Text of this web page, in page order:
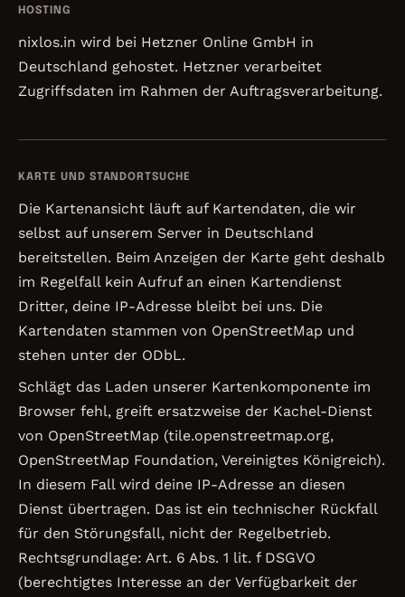
HOSTING
nixlos.in wird bei Hetzner Online GmbH in
Deutschland gehostet. Hetzner verarbeitet
Zugriffsdaten im Rahmen der Auftragsverarbeitung.
KARTE UND STANDORTSUCHE
Die Kartenansicht läuft auf Kartendaten, die wir
selbst auf unserem Server in Deutschland
bereitstellen. Beim Anzeigen der Karte geht deshalb
im Regelfall kein Aufruf an einen Kartendienst
Dritter, deine IP-Adresse bleibt bei uns. Die
Kartendaten stammen von OpenStreetMap und
stehen unter der ODbL.
Schlägt das Laden unserer Kartenkomponente im
Browser fehl, greift ersatzweise der Kachel-Dienst
von OpenStreetMap (tile.openstreetmap.org,
OpenStreetMap Foundation, Vereinigtes Königreich).
In diesem Fall wird deine IP-Adresse an diesen
Dienst übertragen. Das ist ein technischer Rückfall
für den Störungsfall, nicht der Regelbetrieb.
Rechtsgrundlage: Art. 6 Abs. 1 lit. f DSGVO
(berechtigtes Interesse an der Verfügbarkeit der